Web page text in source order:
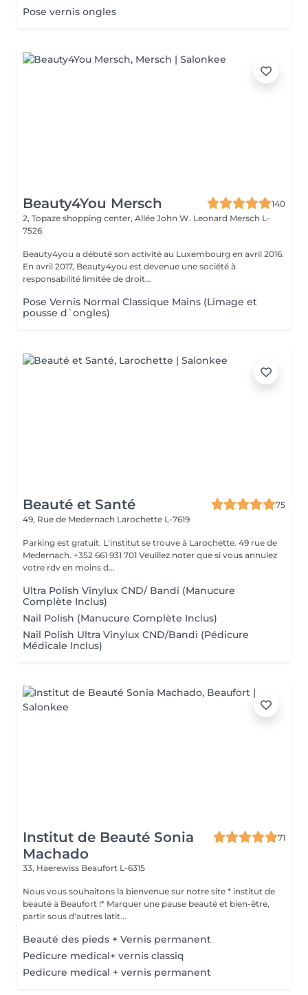
Pose vernis ongles
Beauty4You Mersch
140
2, Topaze shopping center, Allée John W. Leonard Mersch L-
7526
Beauty4you a débuté son activité au Luxembourg en avril 2016.
En avril 2017, Beauty4you est devenue une société à
responsabilité limitée de droit...
Pose Vernis Normal Classique Mains (Limage et
pousse d`ongles)
Beauté et Santé
75
49, Rue de Medernach Larochette L-7619
Parking est gratuit. L'institut se trouve à Larochette. 49 rue de
Medernach. +352 661 931 701 Veuillez noter que si vous annulez
votre rdv en moins d...
Ultra Polish Vinylux CND/ Bandi (Manucure
Complète Inclus)
Nail Polish (Manucure Complète Inclus)
Nail Polish Ultra Vinylux CND/Bandi (Pédicure
Médicale Inclus)
Institut de Beauté Sonia
Machado
71
33, Haerewiss Beaufort L-6315
Nous vous souhaitons la bienvenue sur notre site * institut de
beauté à Beaufort !* Marquer une pause beauté et bien-être,
partir sous d'autres latit...
Beauté des pieds + Vernis permanent
Pedicure medical+ vernis classiq
Pedicure medical + vernis permanent